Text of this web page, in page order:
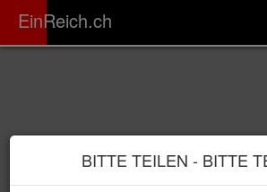
EinReich.ch
ER
BITTE TEILEN - BITTE